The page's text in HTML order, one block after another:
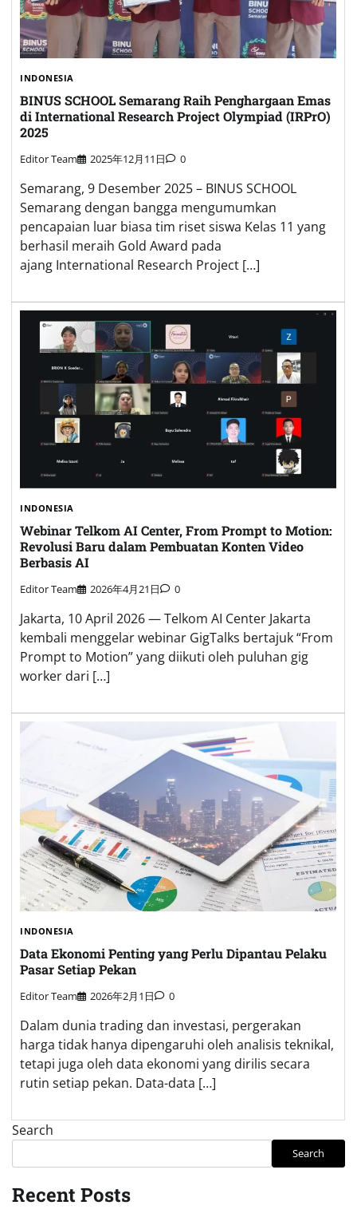
INDONESIA
BINUS SCHOOL Semarang Raih Penghargaan Emas
di International Research Project Olympiad (IRPrO)
2025
Editor Team 2025年12月11日 0
Semarang, 9 Desember 2025 – BINUS SCHOOL
Semarang dengan bangga mengumumkan
pencapaian luar biasa tim riset siswa Kelas 11 yang
berhasil meraih Gold Award pada
ajang International Research Project […]
INDONESIA
Webinar Telkom AI Center, From Prompt to Motion:
Revolusi Baru dalam Pembuatan Konten Video
Berbasis AI
Editor Team 2026年4月21日 0
Jakarta, 10 April 2026 — Telkom AI Center Jakarta
kembali menggelar webinar GigTalks bertajuk “From
Prompt to Motion” yang diikuti oleh puluhan gig
worker dari […]
INDONESIA
Data Ekonomi Penting yang Perlu Dipantau Pelaku
Pasar Setiap Pekan
Editor Team 2026年2月1日 0
Dalam dunia trading dan investasi, pergerakan
harga tidak hanya dipengaruhi oleh analisis teknikal,
tetapi juga oleh data ekonomi yang dirilis secara
rutin setiap pekan. Data-data […]
Search
Search
Recent Posts